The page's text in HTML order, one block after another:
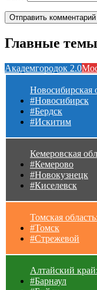
Главные темы
Академгородок 2.0
Новосибирская
#Новосибирск
#Бердск
#Искитим
Кемеровская
#Кемерово
#Новокузнецк
#Киселевск
Томская область:
#Томск
#Стрежевой
Алтайский край:
#Барнаул